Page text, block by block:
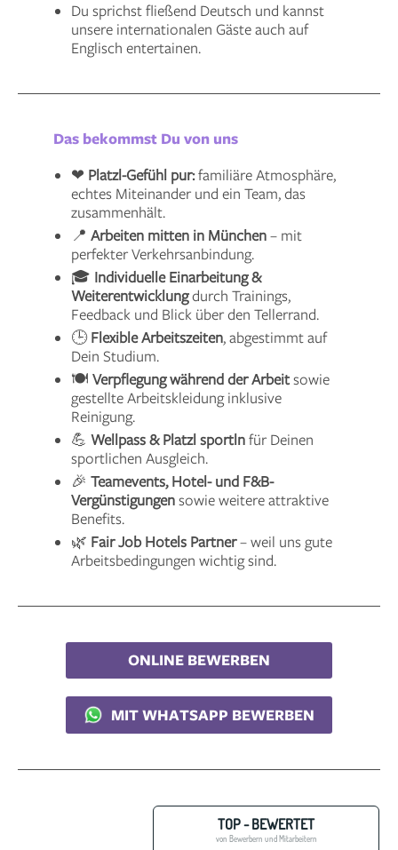
Du sprichst fließend Deutsch und kannst
unsere internationalen Gäste auch auf
Englisch entertainen.
Das bekommst Du von uns
❤ Platzl-Gefühl pur:familiäre Atmosphäre,
echtes Miteinander und ein Team, das
zusammenhält.
📍 Arbeiten mitten in München– mit
perfekter Verkehrsanbindung.
🎓 Individuelle Einarbeitung &
Weiterentwicklungdurch Trainings,
Feedback und Blick über den Tellerrand.
🕒 Flexible Arbeitszeiten, abgestimmt auf
Dein Studium.
🍽 Verpflegung während der Arbeitsowie
gestellte Arbeitskleidung inklusive
Reinigung.
💪 Wellpass & Platzl sportlnfür Deinen
sportlichen Ausgleich.
🎉 Teamevents, Hotel- und F&B-
Vergünstigungensowie weitere attraktive
Benefits.
🌿 Fair Job Hotels Partner– weil uns gute
Arbeitsbedingungen wichtig sind.
ONLINE BEWERBEN
MIT WHATSAPP BEWERBEN